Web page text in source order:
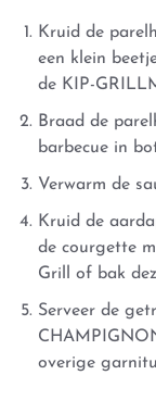
Kruid de
een klein
de KIP-
Braad de
barbecue in
Verwarm de
Kruid de
de courgette
Grill of bak
Serveer de
overige